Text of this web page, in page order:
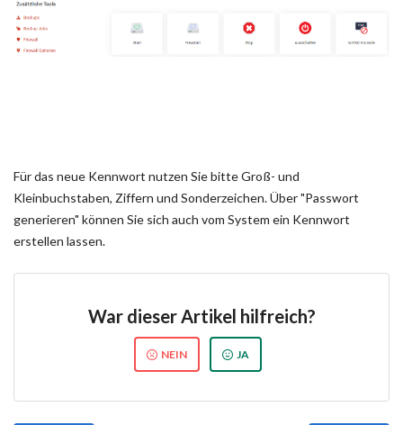
Für das neue Kennwort nutzen Sie bitte Groß- und
Kleinbuchstaben, Ziffern und Sonderzeichen. Über "Passwort
generieren" können Sie sich auch vom System ein Kennwort
erstellen lassen.
War dieser Artikel hilfreich?
NEIN JA